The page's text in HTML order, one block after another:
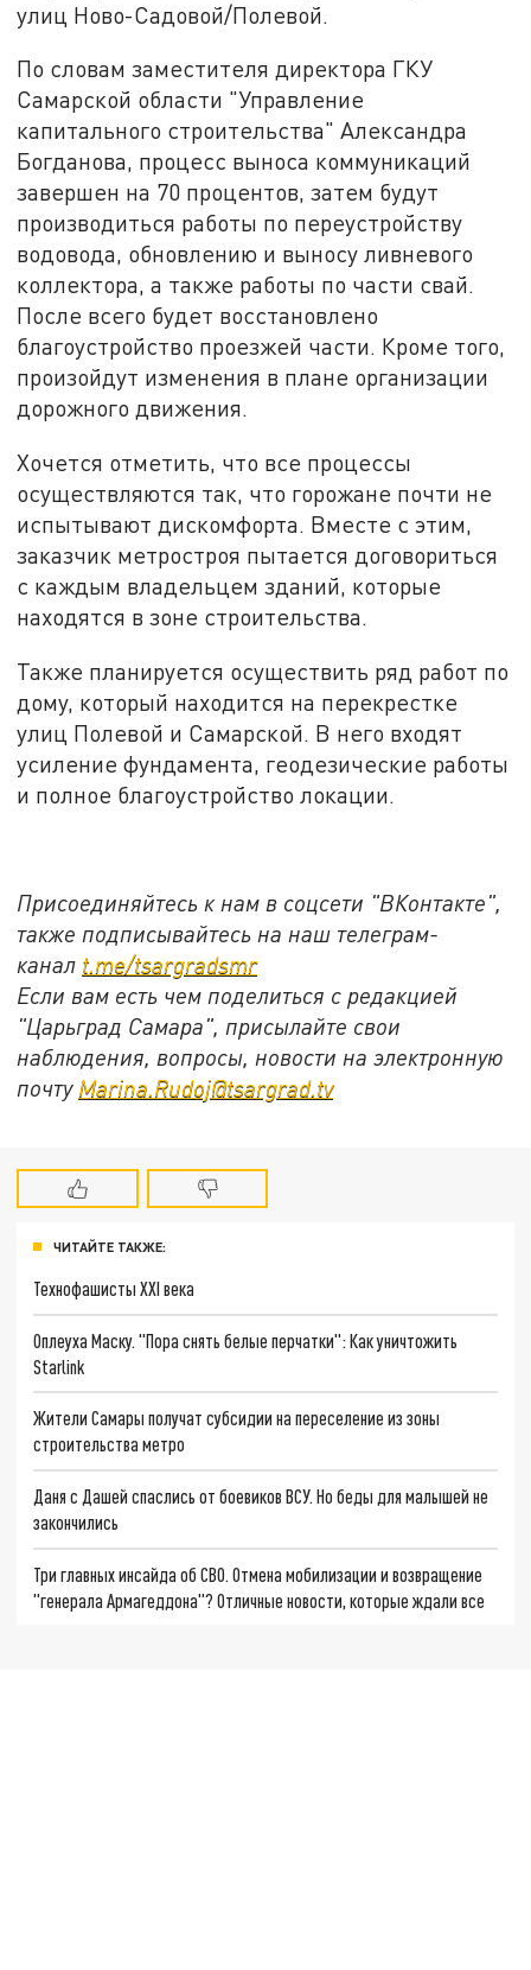
улиц Ново-Садовой/Полевой.
По словам заместителя директора ГКУ
Самарской области "Управление
капитального строительства" Александра
Богданова, процесс выноса коммуникаций
завершен на 70 процентов, затем будут
производиться работы по переустройству
водовода, обновлению и выносу ливневого
коллектора, а также работы по части свай.
После всего будет восстановлено
благоустройство проезжей части. Кроме того,
произойдут изменения в плане организации
дорожного движения.
Хочется отметить, что все процессы
осуществляются так, что горожане почти не
испытывают дискомфорта. Вместе с этим,
заказчик метростроя пытается договориться
с каждым владельцем зданий, которые
находятся в зоне строительства.
Также планируется осуществить ряд работ по
дому, который находится на перекрестке
улиц Полевой и Самарской. В него входят
усиление фундамента, геодезические работы
и полное благоустройство локации.
Присоединяйтесь к нам в соцсети "ВКонтакте",
также подписывайтесь на наш телеграм-
канал t.me/tsargradsmr
Если вам есть чем поделиться с редакцией
"Царьград Самара", присылайте свои
наблюдения, вопросы, новости на электронную
почту Marina.Rudoj@tsargrad.tv
ЧИТАЙТЕ ТАКЖЕ:
Технофашисты XXI века
Оплеуха Маску. "Пора снять белые перчатки": Как уничтожить
Starlink
Жители Самары получат субсидии на переселение из зоны
строительства метро
Даня с Дашей спаслись от боевиков ВСУ. Но беды для малышей не
закончились
Три главных инсайда об СВО. Отмена мобилизации и возвращение
"генерала Армагеддона"? Отличные новости, которые ждали все